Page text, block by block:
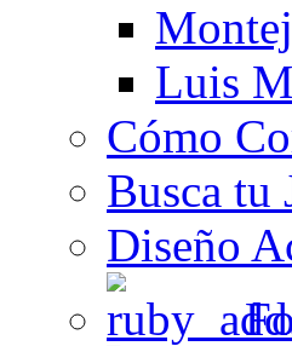
Luis
Cómo
Busca tu
Diseño